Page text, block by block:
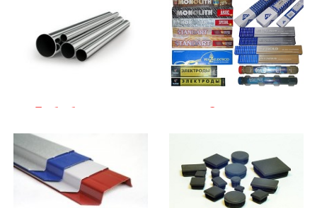
Трубы бесшовные Электроды